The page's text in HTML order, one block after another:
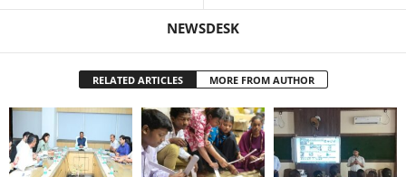
NEWSDESK
RELATED ARTICLES MORE FROM AUTHOR